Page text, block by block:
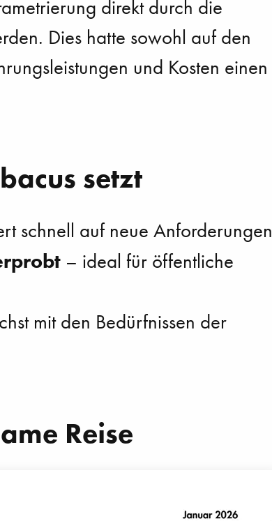
direkt durch die
Dies hatte sowohl auf den
und Kosten einen
setzt
schnell auf neue Anforderungen
– ideal für öffentliche
mit den Bedürfnissen der
Reise